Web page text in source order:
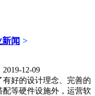
闻 >
12-09
有好的设计理念、完善的
等硬件设施外，运营软